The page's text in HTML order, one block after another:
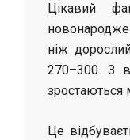
Цікавий
ніж
270–300. З
зростаються
Це